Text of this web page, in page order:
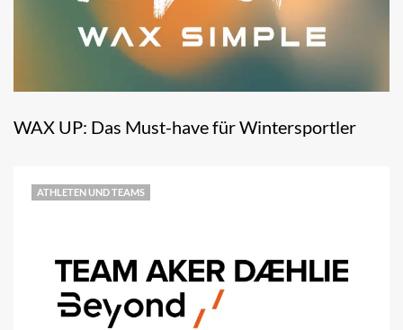
WAX UP: Das Must-have für Wintersportler
ATHLETEN UND TEAMS